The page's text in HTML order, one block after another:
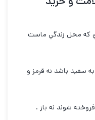
كه محل زندگي ماست
سفيد باشد نه قرمز و
شوند نه باز .